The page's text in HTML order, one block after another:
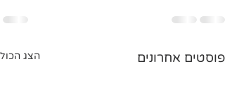
פוסטים אחרונים הצג הכול